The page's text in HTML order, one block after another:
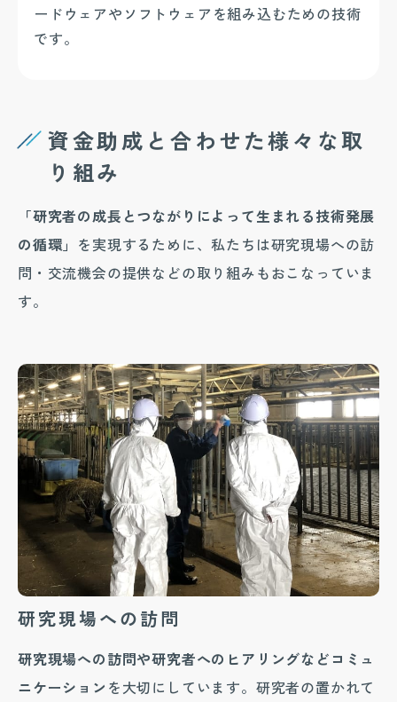
ードウェアやソフトウェアを組み込むための技術
です。
資金助成と合わせた様々な取
り組み
「研究者の成長とつながりによって生まれる技術発展
の循環」 を実現するために、私たちは研究現場への訪
問・交流機会の提供などの取り組みもおこなっていま
す。
研究現場への訪問
研究現場への訪問や研究者へのヒアリングなどコミュ
ニケーション を大切にしています。研究者の置かれて